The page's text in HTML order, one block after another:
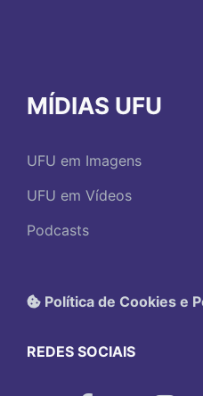
MÍDIAS UFU
UFU em Imagens
UFU em Vídeos
Podcasts
Política de Cookies e
REDES SOCIAIS